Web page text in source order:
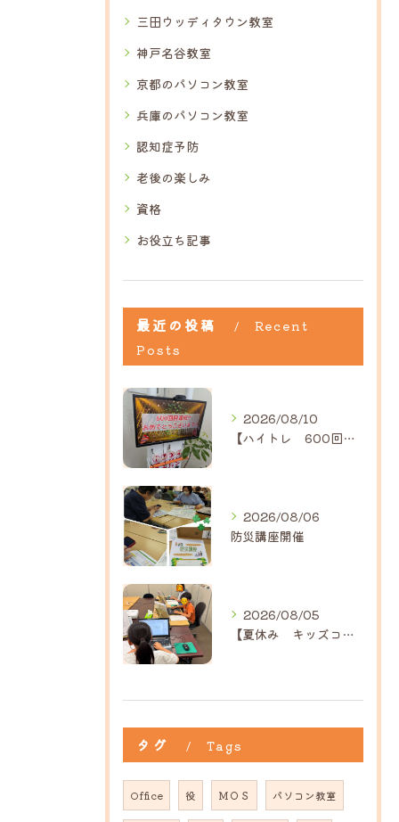
三田ウッディタウン教室
神戸名谷教室
京都のパソコン教室
兵庫のパソコン教室
認知症予防
老後の楽しみ
資格
お役立ち記事
最近の投稿
Recent
Posts
2026/08/10
【ハイトレ 600回達成！】｜ひだまり近江八幡教室
2026/08/06
防災講座開催
2026/08/05
【夏休み キッズコース】｜ひだまり近江八幡教室
タグ Tags
Office 役 ＭＯＳ パソコン教室